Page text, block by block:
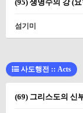
(95) 생명수의 강 (
섬기미
사도행전 :: Acts
(69) 그리스도의 신